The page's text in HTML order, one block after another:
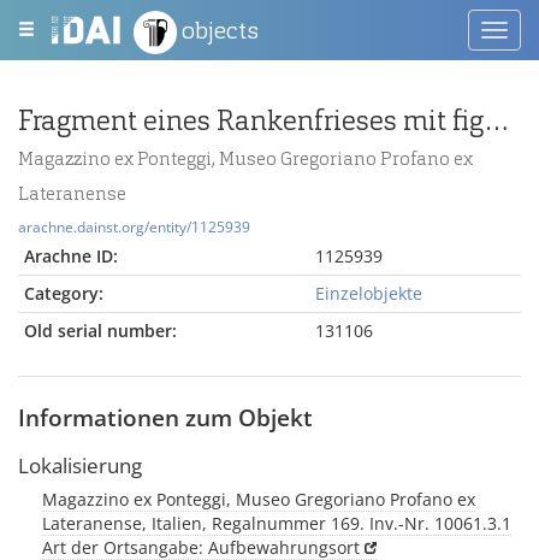
objects
Fragment eines Rankenfrieses mit figürlicher Darstellung
Magazzino ex Ponteggi, Museo Gregoriano Profano ex
Lateranense
arachne.dainst.org/entity/1125939
Arachne ID:
1125939
Category:
Einzelobjekte
Old serial number:
131106
Informationen zum Objekt
Lokalisierung
Magazzino ex Ponteggi, Museo Gregoriano Profano ex
Lateranense, Italien, Regalnummer 169. Inv.-Nr. 10061.3.1
Art der Ortsangabe: Aufbewahrungsort